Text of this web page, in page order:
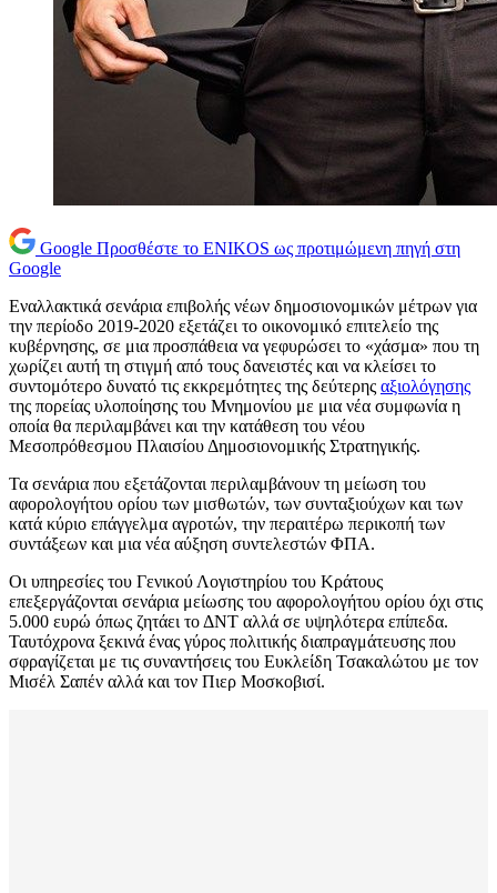
Google Προσθέστε το ENIKOS ως προτιμώμενη πηγή στη
Google
Εναλλακτικά σενάρια επιβολής νέων δημοσιονομικών μέτρων για
την περίοδο 2019-2020 εξετάζει το οικονομικό επιτελείο της
κυβέρνησης, σε μια προσπάθεια να γεφυρώσει το «χάσμα» που τη
χωρίζει αυτή τη στιγμή από τους δανειστές και να κλείσει το
συντομότερο δυνατό τις εκκρεμότητες της δεύτερης αξιολόγησης
της πορείας υλοποίησης του Μνημονίου με μια νέα συμφωνία η
οποία θα περιλαμβάνει και την κατάθεση του νέου
Μεσοπρόθεσμου Πλαισίου Δημοσιονομικής Στρατηγικής.
Τα σενάρια που εξετάζονται περιλαμβάνουν τη μείωση του
αφορολογήτου ορίου των μισθωτών, των συνταξιούχων και των
κατά κύριο επάγγελμα αγροτών, την περαιτέρω περικοπή των
συντάξεων και μια νέα αύξηση συντελεστών ΦΠΑ.
Οι υπηρεσίες του Γενικού Λογιστηρίου του Κράτους
επεξεργάζονται σενάρια μείωσης του αφορολογήτου ορίου όχι στις
5.000 ευρώ όπως ζητάει το ΔΝΤ αλλά σε υψηλότερα επίπεδα.
Ταυτόχρονα ξεκινά ένας γύρος πολιτικής διαπραγμάτευσης που
σφραγίζεται με τις συναντήσεις του Ευκλείδη Τσακαλώτου με τον
Μισέλ Σαπέν αλλά και τον Πιερ Μοσκοβισί.